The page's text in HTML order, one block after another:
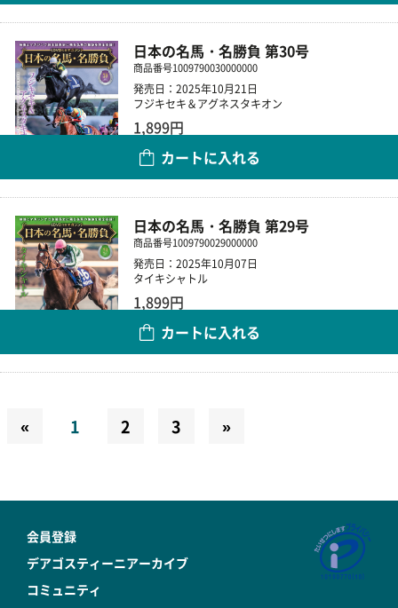
日本の名馬・名勝負 第30号
商品番号1009790030000000
発売日：2025年10月21日
フジキセキ＆アグネスタキオン
1,899円
カートに入れる
日本の名馬・名勝負 第29号
商品番号1009790029000000
発売日：2025年10月07日
タイキシャトル
1,899円
カートに入れる
« 1 2 3 »
会員登録
デアゴスティーニアーカイブ
コミュニティ